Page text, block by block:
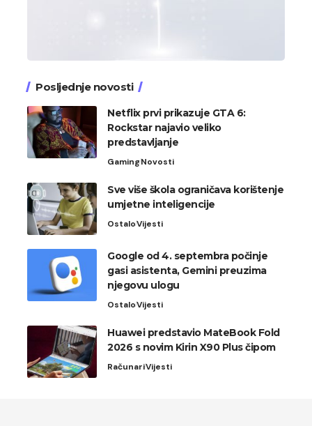
Posljednje novosti
Netflix prvi prikazuje GTA 6:
Rockstar najavio veliko
predstavljanje
GamingNovosti
Sve više škola ograničava korištenje
umjetne inteligencije
OstaloVijesti
Google od 4. septembra počinje
gasi asistenta, Gemini preuzima
njegovu ulogu
OstaloVijesti
Huawei predstavio MateBook Fold
2026 s novim Kirin X90 Plus čipom
RačunariVijesti